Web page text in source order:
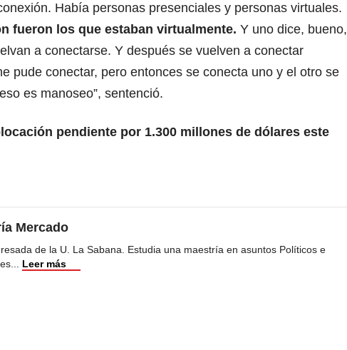
Había personas presenciales y personas virtuales.
fueron los que estaban virtualmente. Y uno dice, bueno,
a conectarse. Y después se vuelven a conectar
pude conectar, pero entonces se conecta uno y el otro se
es manoseo”, sentenció.
pendiente por 1.300 millones de dólares este
Mercado
de la U. La Sabana. Estudia una maestría en asuntos Políticos e
... Leer más